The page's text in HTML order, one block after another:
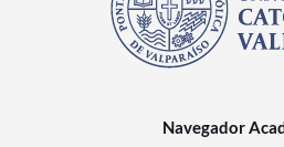
Navegador